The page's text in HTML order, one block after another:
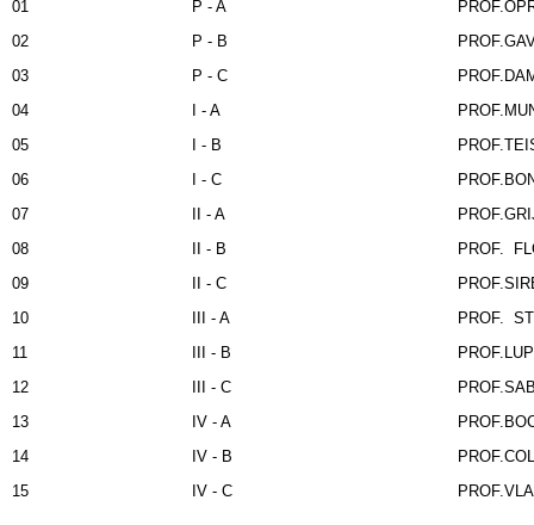
01 P - A
02
P - B
03
P - C
04
I - A
05
I - B
06
I - C
07
II - A
08
II - B
PROF.
09
II - C
10
III - A
PROF.
11
III - B
12
III - C
13
IV - A
14
IV - B
15
IV - C